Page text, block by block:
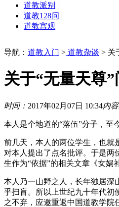
道教派别 |
道教128问 |
道教宫观
导航： 道教入门 > 道教杂谈 > 关
关于“无量天尊
时间： 2017年02月07日 10:34内
本人是个地道的“落伍”分子，至
前几天，本人的两位学生，也就
对本人提出了点名批评。于是两
生作为“依据”的相关文章《女
本人乃一山野之人，长年独居深
乎扫盲。所以上世纪九十年代初
之不弃，应邀重返中国道教学院